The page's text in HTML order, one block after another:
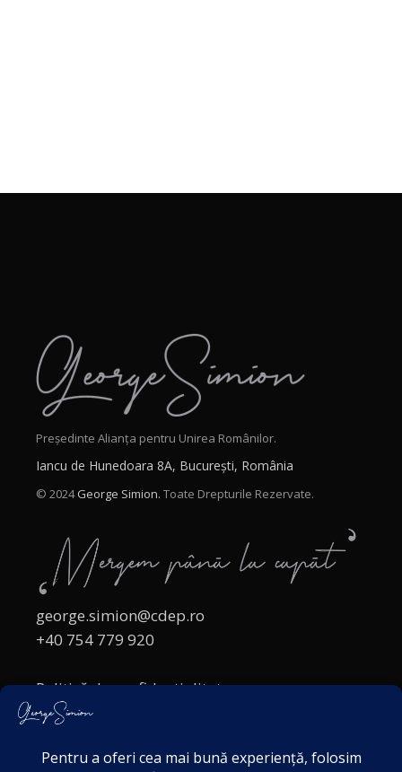
Președinte Alianța pentru Unirea Românilor.
Iancu de Hunedoara 8A, București, România
© 2024George Simion. Toate Drepturile Rezervate.
george.simion@cdep.ro
+40 754 779 920
Politică de confidențialitate
Politica cookies
Acordul de markting